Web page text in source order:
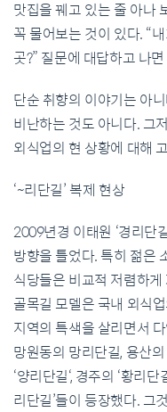
맛집을 꿰고 있는 줄 아나
꼭 물어보는 것이 있다. “
곳?” 질문에 대답하고 나
단순 취향의 이야기는 아
비난하는 것도 아니다. 그
외식업의 현 상황에 대해
‘~리단길’ 복제 현상
2009년경 이태원 ‘경리단
방향을 틀었다. 특히 젊은
식당들은 비교적 저렴하
골목길 모델은 국내 외식
지역의 특색을 살리면서
망원동의 망리단길, 용산
‘양리단길‘, 경주의 ‘황리
리단길’들이 등장했다. 그